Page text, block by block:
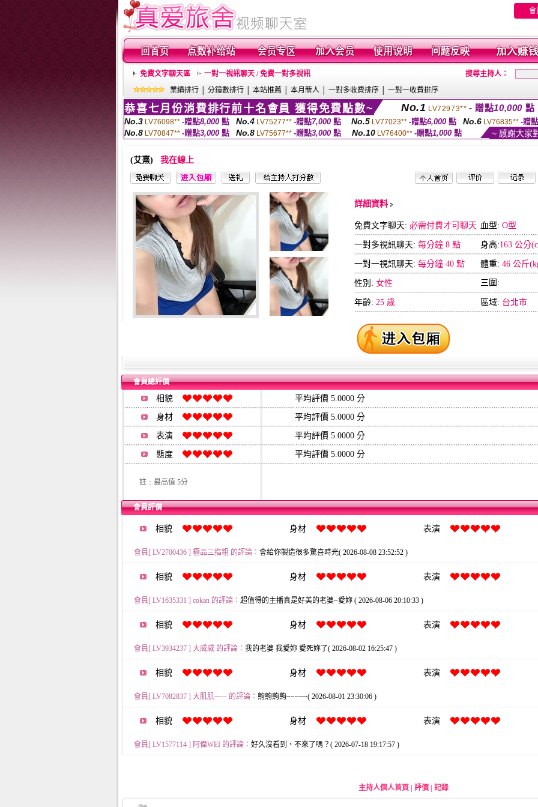
會
免費文字聊天區 一對一視訊聊天 / 免費一對多視訊
搜尋主持人：
業績排行
分鐘數排行 本站推薦 本月新人 一對多收費排序 一對一收費排序
恭喜七月份消費排行前十名會員 獲得免費點數~ No.1 LV72973** - 贈點10,000 點
No.3 LV76098** -贈點8,000 點 No.4 LV75277** -贈點7,000 點 No.5 LV77023** -贈點6,000點 No.6 LV76835** -贈點
No.8 LV70847** -贈點3,000 點 No.8 LV75677** -贈點3,000 點 No.10 LV76400** -贈點1,000點 ~ 感謝大家
(艾熹) 我在線上
詳細資料
免費文字聊天: 必需付費才可聊天 血型: O型
一對多視訊聊天: 每分鐘 8 點 身高:163 公分
一對一視訊聊天: 每分鐘 40 點 體重: 46 公斤
性別: 女性 三圍:
年齡: 25 歲 區域: 台北市
會員總評價
相貌 平均評價 5.0000 分
身材 平均評價 5.0000 分
表演 平均評價 5.0000 分
態度 平均評價 5.0000 分
註﹕最高值 5分
會員評價
相貌 身材 表演
會員[ LV2700436 ] 極品三指粗 的評論： 會給你製造很多驚喜時光( 2026-08-08 23:52:52 )
相貌 身材 表演
會員[ LV1635331 ] cokan 的評論： 超值得的主播真是好美的老婆~愛妳 ( 2026-08-06 20:10:33 )
相貌 身材 表演
會員[ LV3934237 ] 大威威 的評論： 我的老婆 我愛妳 愛死妳了( 2026-08-02 16:25:47 )
相貌 身材 表演
會員[ LV7082837 ] 大肌肌~~~ 的評論： 齁齁齁齁~~~~~( 2026-08-01 23:30:06 )
相貌 身材 表演
會員[ LV1577114 ] 阿偉WEI 的評論： 好久沒看到，不來了嗎？( 2026-07-18 19:17:57 )
主持人個人首頁 評價 記錄